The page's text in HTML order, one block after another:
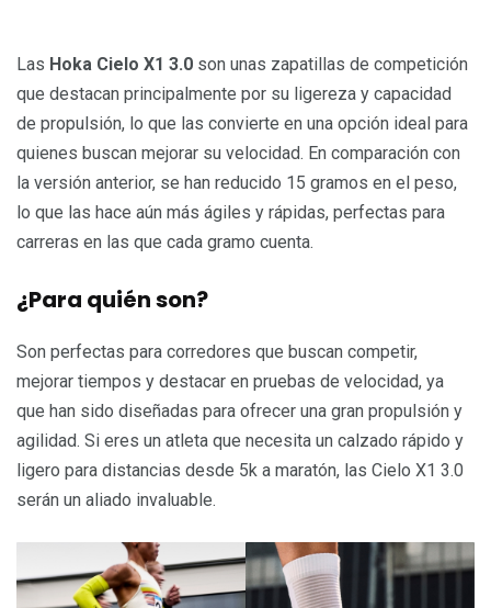
Las Hoka Cielo X1 3.0 son unas zapatillas de competición
que destacan principalmente por su ligereza y capacidad
de propulsión, lo que las convierte en una opción ideal para
quienes buscan mejorar su velocidad. En comparación con
la versión anterior, se han reducido 15 gramos en el peso,
lo que las hace aún más ágiles y rápidas, perfectas para
carreras en las que cada gramo cuenta.
¿Para quién son?
Son perfectas para corredores que buscan competir,
mejorar tiempos y destacar en pruebas de velocidad, ya
que han sido diseñadas para ofrecer una gran propulsión y
agilidad. Si eres un atleta que necesita un calzado rápido y
ligero para distancias desde 5k a maratón, las Cielo X1 3.0
serán un aliado invaluable.